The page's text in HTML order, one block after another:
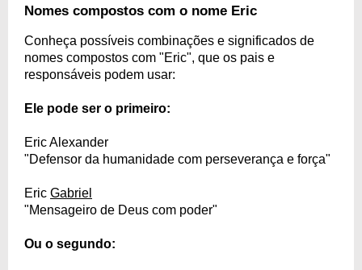
Nomes compostos com o nome Eric
Conheça possíveis combinações e significados de
nomes compostos com "Eric", que os pais e
responsáveis podem usar:
Ele pode ser o primeiro:
Eric Alexander
"Defensor da humanidade com perseverança e força"
Eric Gabriel
"Mensageiro de Deus com poder"
Ou o segundo: